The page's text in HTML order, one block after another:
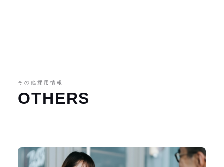
その他採用情報
OTHERS